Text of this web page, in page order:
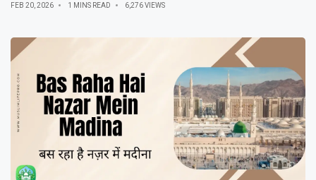
FEB 20, 2026 1 MINS READ 6,276 VIEWS